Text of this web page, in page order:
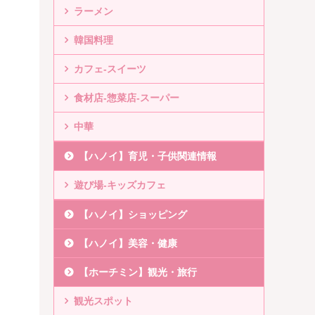
ラーメン
韓国料理
カフェ-スイーツ
食材店-惣菜店-スーパー
中華
【ハノイ】育児・子供関連情報
遊び場-キッズカフェ
【ハノイ】ショッピング
【ハノイ】美容・健康
【ホーチミン】観光・旅行
観光スポット